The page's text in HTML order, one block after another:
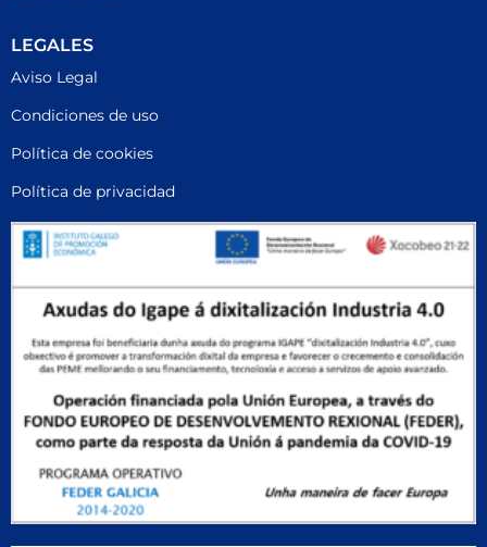
91339RM
INDUSTRIA,INVESTIGACIÓN
PANREAC,QUANTOFIX
QUANTOFIX 91339RM Cloro sensitive